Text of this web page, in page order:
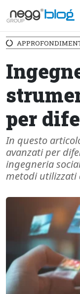
per
In questo
avanzati per
ingegneria
metodi utilizzati